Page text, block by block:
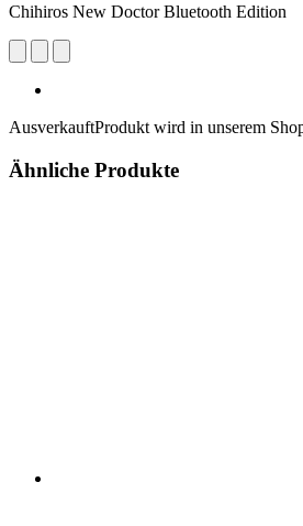
Chihiros New Doctor Bluetooth Edition
AusverkauftProdukt wird in unserem
Ähnliche Produkte